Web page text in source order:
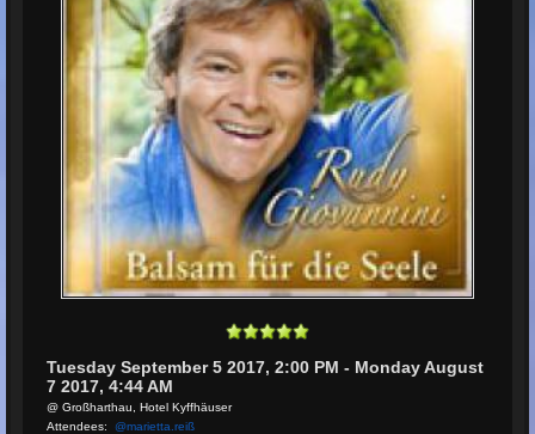
Tuesday September 5 2017, 2:00 PM - Monday August
7 2017, 4:44 AM
@ Großharthau, Hotel Kyffhäuser
Attendees:@marietta.reiß